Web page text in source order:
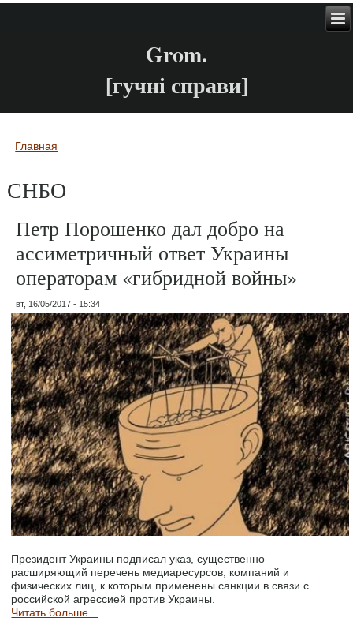
Grom.
[гучні справи]
Вы здесь
Главная
СНБО
Петр Порошенко дал добро на
ассиметричный ответ Украины
операторам «гибридной войны»
вт, 16/05/2017 - 15:34
Президент Украины подписал указ, существенно
расширяющий перечень медиаресурсов, компаний и
физических лиц, к которым применены санкции в связи с
российской агрессией против Украины.
Читать больше...